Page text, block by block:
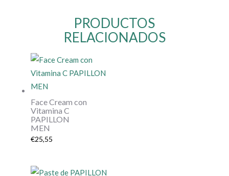
PRODUCTOS
RELACIONADOS
Face Cream con
Vitamina C
PAPILLON
MEN
€25,55